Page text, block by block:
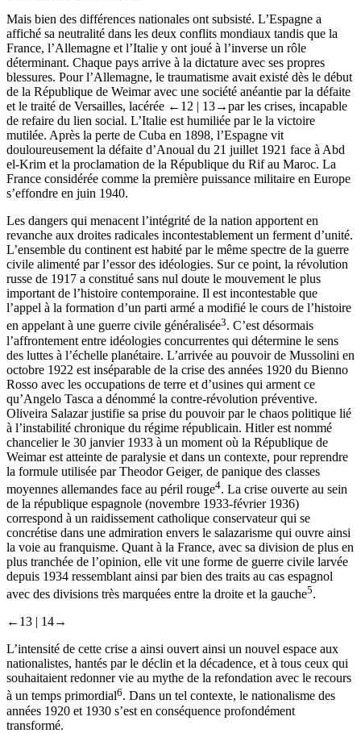
Mais bien des différences nationales ont subsisté. L’Espagne a
affiché sa neutralité dans les deux conflits mondiaux tandis que la
France, l’Allemagne et l’Italie y ont joué à l’inverse un rôle
déterminant. Chaque pays arrive à la dictature avec ses propres
blessures. Pour l’Allemagne, le traumatisme avait existé dès le début
de la République de Weimar avec une société anéantie par la défaite
et le traité de Versailles, lacérée ←12 | 13→par les crises, incapable
de refaire du lien social. L’Italie est humiliée par le la victoire
mutilée. Après la perte de Cuba en 1898, l’Espagne vit
douloureusement la défaite d’Anoual du 21 juillet 1921 face à Abd
el-Krim et la proclamation de la République du Rif au Maroc. La
France considérée comme la première puissance militaire en Europe
s’effondre en juin 1940.
Les dangers qui menacent l’intégrité de la nation apportent en
revanche aux droites radicales incontestablement un ferment d’unité.
L’ensemble du continent est habité par le même spectre de la guerre
civile alimenté par l’essor des idéologies. Sur ce point, la révolution
russe de 1917 a constitué sans nul doute le mouvement le plus
important de l’histoire contemporaine. Il est incontestable que
l’appel à la formation d’un parti armé a modifié le cours de l’histoire
en appelant à une guerre civile généralisée3. C’est désormais
l’affrontement entre idéologies concurrentes qui détermine le sens
des luttes à l’échelle planétaire. L’arrivée au pouvoir de Mussolini en
octobre 1922 est inséparable de la crise des années 1920 du Bienno
Rosso avec les occupations de terre et d’usines qui arment ce
qu’Angelo Tasca a dénommé la contre-révolution préventive.
Oliveira Salazar justifie sa prise du pouvoir par le chaos politique lié
à l’instabilité chronique du régime républicain. Hitler est nommé
chancelier le 30 janvier 1933 à un moment où la République de
Weimar est atteinte de paralysie et dans un contexte, pour reprendre
la formule utilisée par Theodor Geiger, de panique des classes
moyennes allemandes face au péril rouge4. La crise ouverte au sein
de la république espagnole (novembre 1933-février 1936)
correspond à un raidissement catholique conservateur qui se
concrétise dans une admiration envers le salazarisme qui ouvre ainsi
la voie au franquisme. Quant à la France, avec sa division de plus en
plus tranchée de l’opinion, elle vit une forme de guerre civile larvée
depuis 1934 ressemblant ainsi par bien des traits au cas espagnol
avec des divisions très marquées entre la droite et la gauche5.
←13 | 14→
L’intensité de cette crise a ainsi ouvert ainsi un nouvel espace aux
nationalistes, hantés par le déclin et la décadence, et à tous ceux qui
souhaitaient redonner vie au mythe de la refondation avec le recours
à un temps primordial6. Dans un tel contexte, le nationalisme des
années 1920 et 1930 s’est en conséquence profondément
transformé.